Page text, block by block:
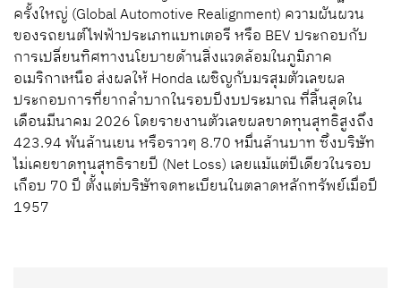
ครั้งใหญ่ (Global Automotive Realignment) ความผันผวน
ของรถยนต์ไฟฟ้าประเภทแบทเตอรี หรือ BEV ประกอบกับ
การเปลี่ยนทิศทางนโยบายด้านสิ่งแวดล้อมในภูมิภาค
อเมริกาเหนือ ส่งผลให้ Honda เผชิญกับมรสุมตัวเลขผล
ประกอบการที่ยากลำบากในรอบปีงบประมาณ ที่สิ้นสุดใน
เดือนมีนาคม 2026 โดยรายงานตัวเลขผลขาดทุนสุทธิสูงถึง
423.94 พันล้านเยน หรือราวๆ 8.70 หมื่นล้านบาท ซึ่งบริษัท
ไม่เคยขาดทุนสุทธิรายปี (Net Loss) เลยแม้แต่ปีเดียวในรอบ
เกือบ 70 ปี ตั้งแต่บริษัทจดทะเบียนในตลาดหลักทรัพย์เมื่อปี
1957